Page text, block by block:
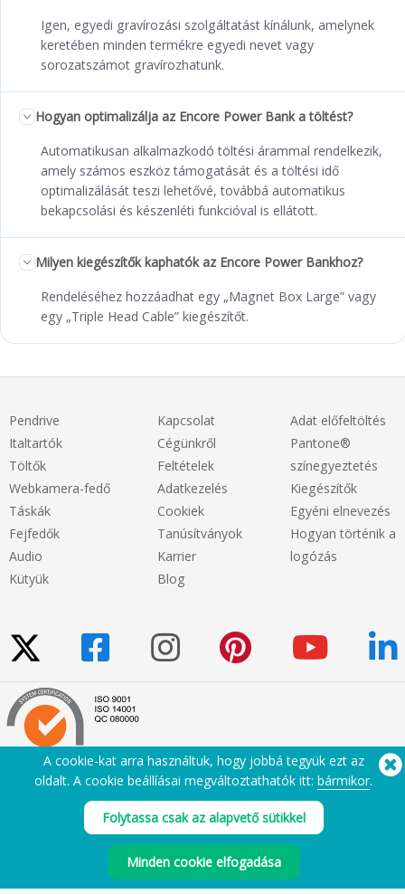
Igen, egyedi gravírozási szolgáltatást kínálunk, amelynek
keretében minden termékre egyedi nevet vagy
sorozatszámot gravírozhatunk.
Hogyan optimalizálja az Encore Power Bank a töltést?
Automatikusan alkalmazkodó töltési árammal rendelkezik,
amely számos eszköz támogatását és a töltési idő
optimalizálását teszi lehetővé, továbbá automatikus
bekapcsolási és készenléti funkcióval is ellátott.
Milyen kiegészítők kaphatók az Encore Power Bankhoz?
Rendeléséhez hozzáadhat egy „Magnet Box Large” vagy
egy „Triple Head Cable” kiegészítőt.
Pendrive
Italtartók
Töltők
Webkamera-fedő
Táskák
Fejfedők
Audio
Kütyük
Kapcsolat
Cégünkről
Feltételek
Adatkezelés
Cookiek
Tanúsítványok
Karrier
Blog
Adat előfeltöltés
Pantone®
színegyeztetés
Kiegészítők
Egyéni elnevezés
Hogyan történik a
logózás
Segítségre van szüksége? Tel:(650) 938-3500 (US)
Copyright © 2026 Flashbay
A cookie-kat arra használtuk, hogy jobbá tegyük ezt az
oldalt. A cookie beállíásai megváltoztathatók itt: bármikor.
Folytassa csak az alapvető sütikkel
Minden cookie elfogadása